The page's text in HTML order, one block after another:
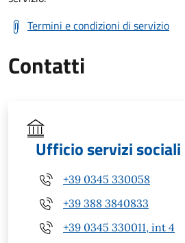
Termini e condizioni di servizio
Contatti
Ufficio servizi sociali
+39 0345 330058
+39 388 3840833
+39 0345 330011, int 4